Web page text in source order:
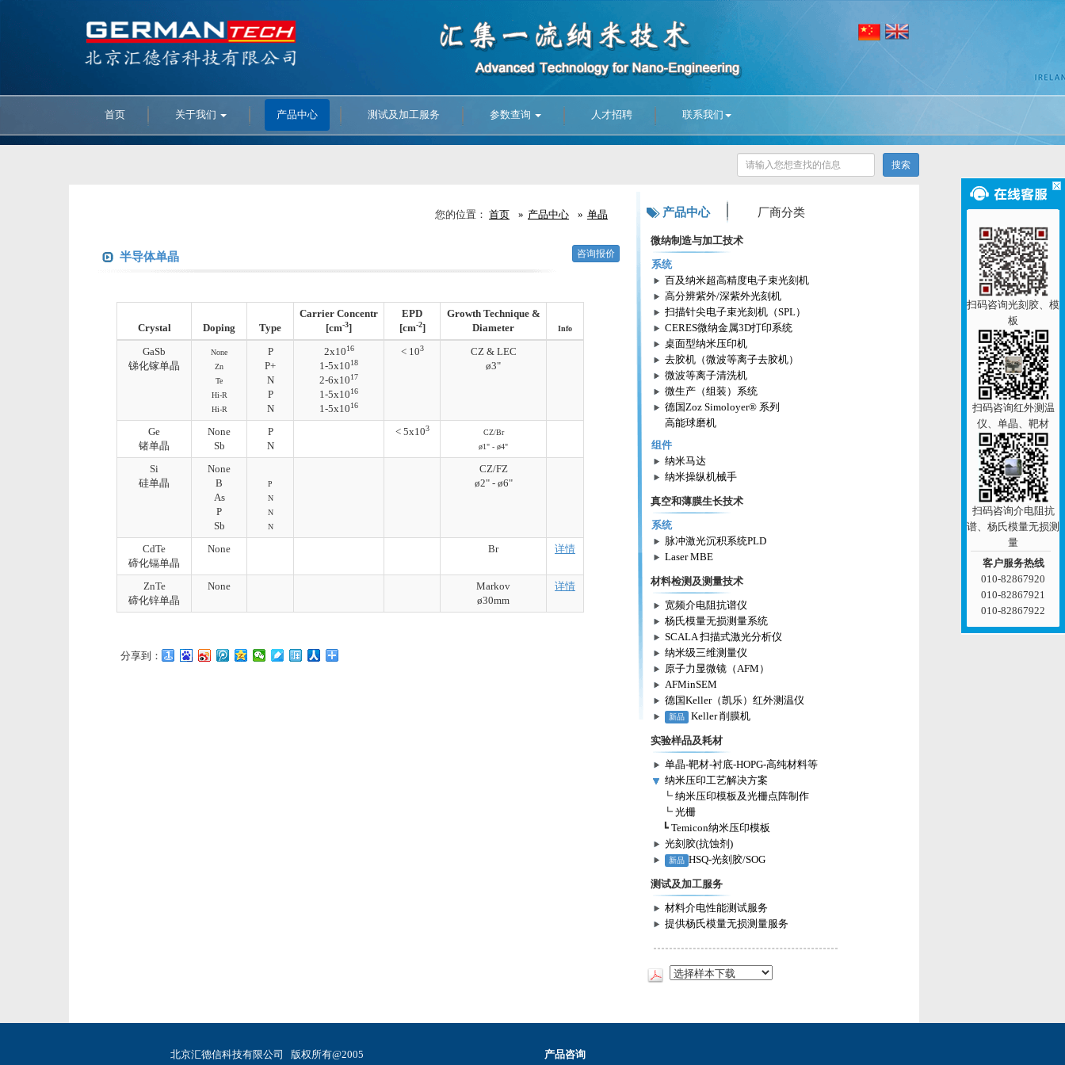
首页 关于我们 产品中心 测试及加工服务 参数查询 人才招聘 联系我们
您的位置： 首页 产品中心 单晶
半导体单晶 咨询报价
Crystal Doping Type
Carrier Concentr
[cm-3]
EPD
[cm-2]
Growth Technique &
Diameter
Info
GaSb
锑化镓单晶
None
Zn
Te
Hi-R
Hi-R
P
P+
N
P
N
2x1016
1-5x1018
2-6x1017
1-5x1016
1-5x1016
< 103
CZ & LEC
ø3"
Ge
锗单晶
None
Sb
P
N
< 5x103
CZ/Br
ø1" - ø4"
Si
硅单晶
None
B
As
P
Sb
P
N
N
N
CZ/FZ
ø2" - ø6"
CdTe
碲化镉单晶
None Br 详情
ZnTe
碲化锌单晶
None
Markov
ø30mm
详情
分享到：
产品中心 厂商分类
微纳制造与加工技术
系统
百及纳米超高精度电子束光刻机
高分辨紫外/深紫外光刻机
扫描针尖电子束光刻机（SPL）
CERES微纳金属3D打印系统
桌面型纳米压印机
去胶机（微波等离子去胶机）
微波等离子清洗机
微生产（组装）系统
德国Zoz Simoloyer® 系列
高能球磨机
组件
纳米马达
纳米操纵机械手
真空和薄膜生长技术
系统
脉冲激光沉积系统PLD
Laser MBE
材料检测及测量技术
宽频介电阻抗谱仪
杨氏模量无损测量系统
SCALA 扫描式激光分析仪
纳米级三维测量仪
原子力显微镜（AFM）
AFMinSEM
德国Keller（凯乐）红外测温仪
新品 Keller 削膜机
实验样品及耗材
单晶-靶材-衬底-HOPG-高纯材料等
纳米压印工艺解决方案
┗ 纳米压印模板及光栅点阵制作
┗ 光栅
┗ Temicon纳米压印模板
光刻胶(抗蚀剂)
新品 HSQ-光刻胶/SOG
测试及加工服务
材料介电性能测试服务
提供杨氏模量无损测量服务
北京汇德信科技有限公司 版权所有@2005
产品咨询
扫码咨询光刻胶、模
板
扫码咨询红外测温
仪、单晶、靶材
扫码咨询介电阻抗
谱、杨氏模量无损测
量
客户服务热线
010-82867920
010-82867921
010-82867922